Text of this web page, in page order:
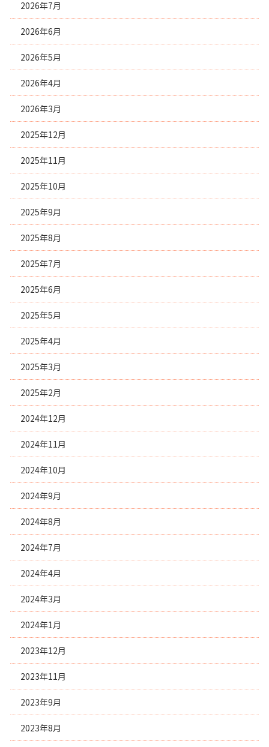
2026年7月
2026年6月
2026年5月
2026年4月
2026年3月
2025年12月
2025年11月
2025年10月
2025年9月
2025年8月
2025年7月
2025年6月
2025年5月
2025年4月
2025年3月
2025年2月
2024年12月
2024年11月
2024年10月
2024年9月
2024年8月
2024年7月
2024年4月
2024年3月
2024年1月
2023年12月
2023年11月
2023年9月
2023年8月